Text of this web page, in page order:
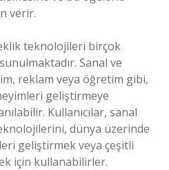
verir.
teknolojileri birçok
Sanal ve
reklam veya öğretim gibi,
geliştirmeye
Kullanıcılar, sanal
dünya üzerinde
geliştirmek veya çeşitli
için kullanabilirler.